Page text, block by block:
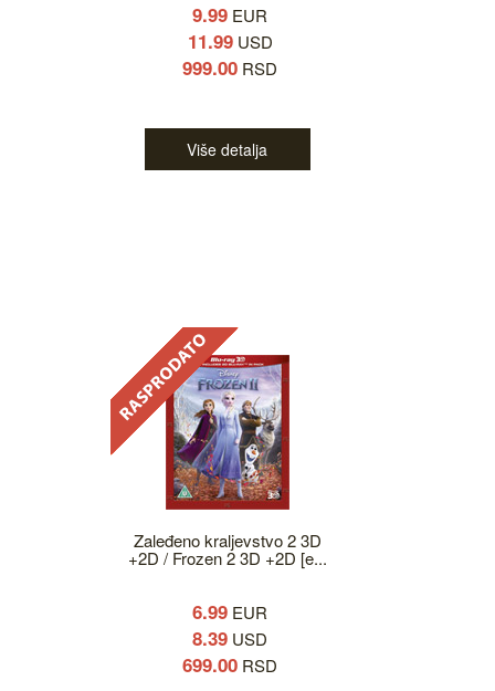
9.99 EUR
11.99USD
999.00 RSD
Više detalja
Zaleđeno kraljevstvo 2 3D
+2D / Frozen 2 3D +2D [e...
6.99 EUR
8.39 USD
699.00 RSD